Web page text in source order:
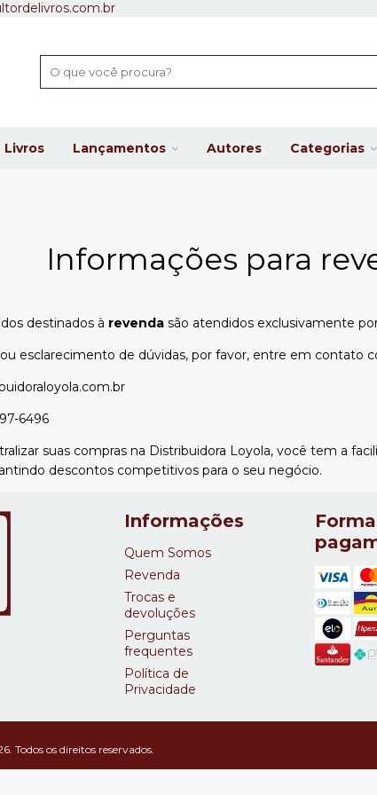
Livros Lançamentos Autores Categorias
Informações para
destinados à revenda são atendidos exclusivamente
esclarecimento de dúvidas, por favor, entre em contato
6496
suas compras na Distribuidora Loyola, você tem a
descontos competitivos para o seu negócio.
Informações
Quem Somos
Revenda
Trocas e
devoluções
Perguntas
frequentes
Política de
Privacidade
os direitos reservados.